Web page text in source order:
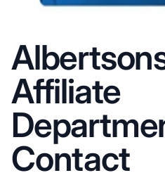
Affiliate
Contact